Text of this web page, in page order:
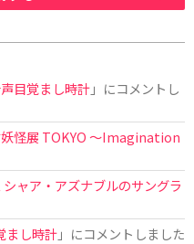
目覚まし時計」にコメントし
怪展 TOKYO 〜Imagination
ャア・アズナブルのサングラ
まし時計」にコメントしました